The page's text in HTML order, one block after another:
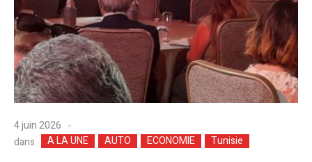
4 juin 2026
dans
A LA UNE AUTO ECONOMIE Tunisie